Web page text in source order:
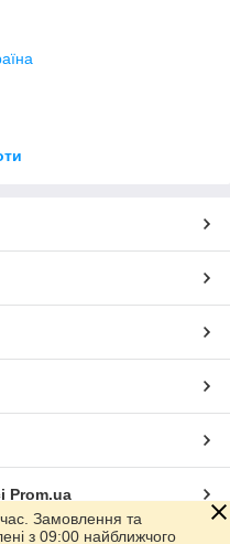
Prom.ua
Замовлення та
з 09:00 найближчого